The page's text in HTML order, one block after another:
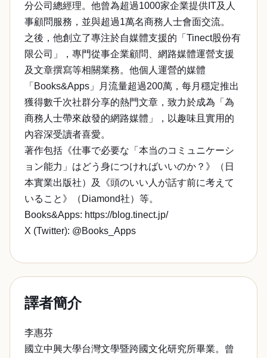
分公司總經理。他曾為超過1000家企業提供IT及人
事顧問服務，並與超過1萬名商務人士會面交流。
之後，他創立了專注於自媒體支援的「Tinect股份有
限公司」，專門從事企業顧問、網路媒體運營支援
及文章撰寫等相關業務。他個人運營的媒體
「Books&Apps」月流量超過200萬，每月穩定推出
獲得數千次社群分享的熱門文章，致力於成為「為
商務人士帶來啟發的網路媒體」，以趣味且實用的
內容深受讀者喜愛。
著作包括《仕事で必要な「本当のコミュニケーシ
ョン能力」はどう身につければいいのか？》（日
本實業出版社）及《頭のいい人が話す前に考えて
いること》（Diamond社）等。
Books&Apps: https://blog.tinect.jp/
X (Twitter): @Books_Apps
譯者簡介
李惠芬
國立中興大學台灣文學暨跨國文化研究所畢業。曾